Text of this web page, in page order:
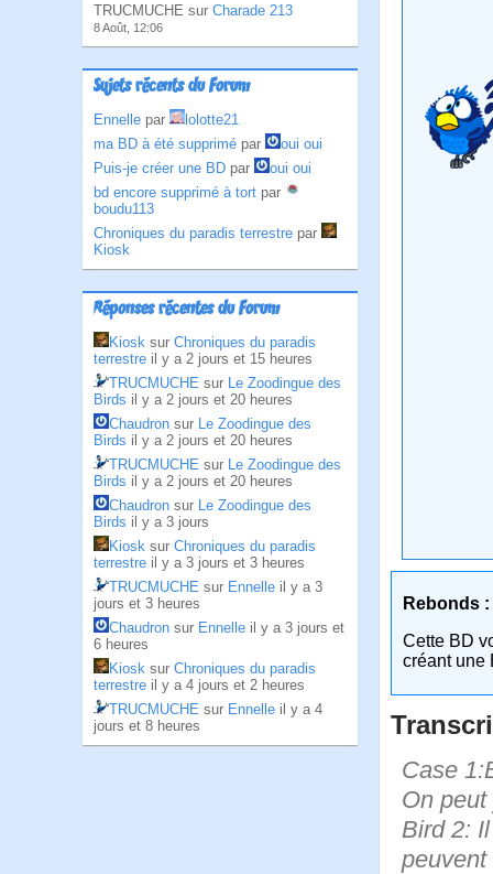
TRUCMUCHE sur Charade 213
8 Août, 12:06
Sujets récents du Forum
Ennelle par
lolotte21
ma BD à été supprimé par
oui oui
Puis-je créer une BD par
oui oui
bd encore supprimé à tort par
boudu113
Chroniques du paradis terrestre par
Kiosk
Réponses récentes du Forum
Kiosk sur Chroniques du paradis
terrestre il y a 2 jours et 15 heures
TRUCMUCHE sur Le Zoodingue des
Birds il y a 2 jours et 20 heures
Chaudron sur Le Zoodingue des
Birds il y a 2 jours et 20 heures
TRUCMUCHE sur Le Zoodingue des
Birds il y a 2 jours et 20 heures
Chaudron sur Le Zoodingue des
Birds il y a 3 jours
Kiosk sur Chroniques du paradis
terrestre il y a 3 jours et 3 heures
TRUCMUCHE sur Ennelle il y a 3
jours et 3 heures
Chaudron sur Ennelle il y a 3 jours et
6 heures
Kiosk sur Chroniques du paradis
terrestre il y a 4 jours et 2 heures
TRUCMUCHE sur Ennelle il y a 4
jours et 8 heures
Rebonds :
Cette BD
créant une
Case
On
Bird 2: